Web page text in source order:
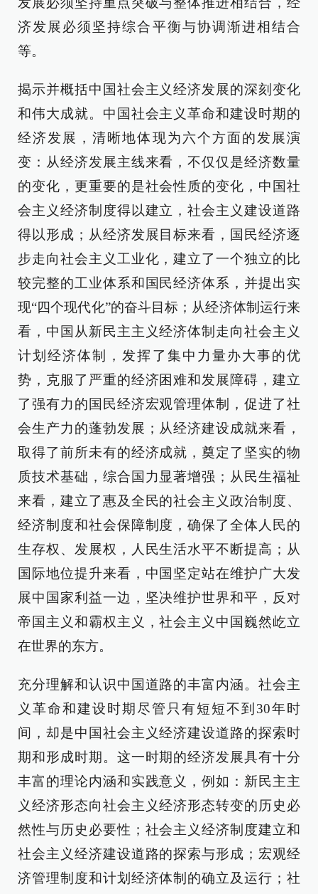
济发展必须坚持综合平衡与协调渐进相结合
等。
揭示并概括中国社会主义经济发展的深刻变化
和伟大成就。中国社会主义革命和建设时期的
经济发展，清晰地体现为六个方面的发展演
变：从经济发展主线来看，不仅仅是经济数量
的变化，更重要的是社会性质的变化，中国社
会主义经济制度得以建立，社会主义建设道路
得以形成；从经济发展目标来看，国民经济逐
步走向社会主义工业化，建立了一个独立的比
较完整的工业体系和国民经济体系，并提出实
现“四个现代化”的奋斗目标；从经济体制运行来
看，中国从新民主主义经济体制走向社会主义
计划经济体制，发挥了集中力量办大事的优
势，克服了严重的经济困难和发展障碍，建立
了强有力的国民经济宏观管理体制，促进了社
会生产力的蓬勃发展；从经济建设成就来看，
取得了前所未有的经济成就，奠定了坚实的物
质技术基础，综合国力显著增强；从民生福祉
来看，建立了惠及全民的社会主义政治制度、
经济制度和社会保障制度，确保了全体人民的
生存权、发展权，人民生活水平不断提高；从
国际地位提升来看，中国坚定站在维护广大发
展中国家利益一边，坚决维护世界和平，反对
帝国主义和霸权主义，社会主义中国巍然屹立
在世界的东方。
充分理解和认识中国道路的丰富内涵。社会主
义革命和建设时期尽管只有短短不到30年时
间，却是中国社会主义经济建设道路的探索时
期和形成时期。这一时期的经济发展具有十分
丰富的理论内涵和实践意义，例如：新民主主
义经济形态向社会主义经济形态转变的历史必
然性与历史必要性；社会主义经济制度建立和
社会主义经济建设道路的探索与形成；宏观经
济管理制度和计划经济体制的确立及运行；社